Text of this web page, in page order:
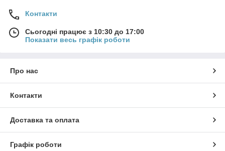
Контакти
Сьогодні працює з 10:30 до 17:00
Показати весь графік роботи
Про нас
Контакти
Доставка та оплата
Графік роботи